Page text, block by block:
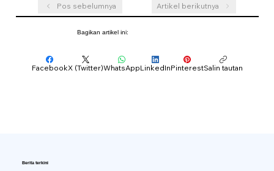
Pos sebelumnya Artikel berikutnya
Bagikan artikel ini:
FacebookX (Twitter)WhatsAppLinkedInPinterestSalin tautan
Berita terkini